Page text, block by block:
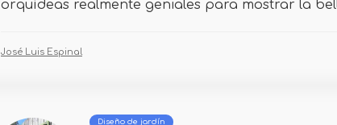
orquídeas realmente geniales para mostrar la
José Luis Espinal
Diseño de jardín